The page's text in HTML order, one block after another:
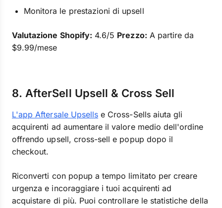
Monitora le prestazioni di upsell
Valutazione Shopify: 4.6/5 Prezzo: A partire da
$9.99/mese
8. AfterSell Upsell & Cross Sell
L'app Aftersale Upsells e Cross-Sells aiuta gli
acquirenti ad aumentare il valore medio dell'ordine
offrendo upsell, cross-sell e popup dopo il
checkout.
Riconverti con popup a tempo limitato per creare
urgenza e incoraggiare i tuoi acquirenti ad
acquistare di più. Puoi controllare le statistiche della